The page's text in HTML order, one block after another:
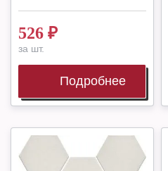
526 ₽
за шт.
Подробнее